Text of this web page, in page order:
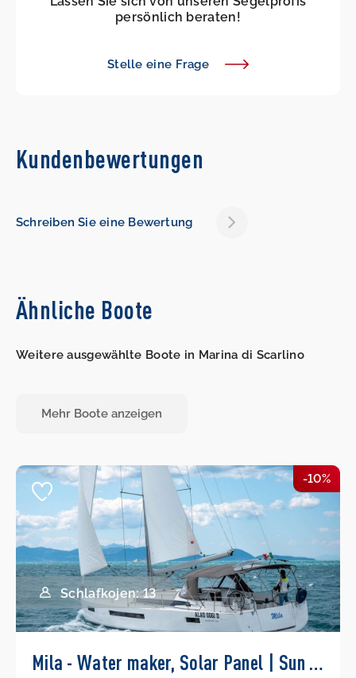
persönlich beraten!
Stelle eine Frage
Kundenbewertungen
Schreiben Sie eine Bewertung
Ähnliche Boote
Weitere ausgewählte Boote in Marina di Scarlino
Mehr Boote anzeigen
-10%
Schlafkojen: 13
Mila - Water maker, Solar Panel | Sun Odyssey 490